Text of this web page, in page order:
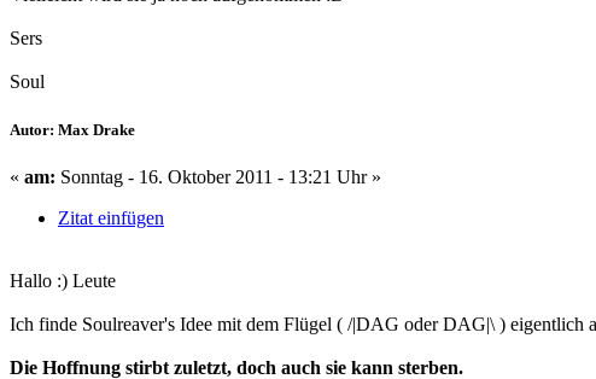
Sers
Soul
Autor: Max Drake
« am: Sonntag - 16. Oktober 2011 - 13:21 Uhr »
Zitat einfügen
Hallo :) Leute
Ich finde Soulreaver's Idee mit dem Flügel ( /|DAG oder DAG|\ ) eigentlich
Die Hoffnung stirbt zuletzt, doch auch sie kann sterben.